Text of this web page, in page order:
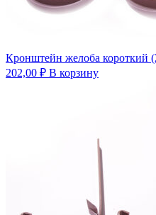
Кронштейн желоба короткий
202,00 ₽ В корзину